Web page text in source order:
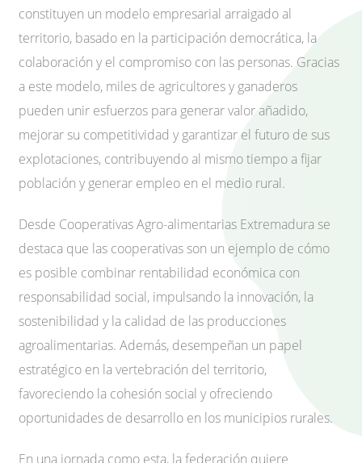
constituyen un modelo empresarial arraigado al
territorio, basado en la participación democrática, la
colaboración y el compromiso con las personas. Gracias
a este modelo, miles de agricultores y ganaderos
pueden unir esfuerzos para generar valor añadido,
mejorar su competitividad y garantizar el futuro de sus
explotaciones, contribuyendo al mismo tiempo a fijar
población y generar empleo en el medio rural.
Desde Cooperativas Agro-alimentarias Extremadura se
destaca que las cooperativas son un ejemplo de cómo
es posible combinar rentabilidad económica con
responsabilidad social, impulsando la innovación, la
sostenibilidad y la calidad de las producciones
agroalimentarias. Además, desempeñan un papel
estratégico en la vertebración del territorio,
favoreciendo la cohesión social y ofreciendo
oportunidades de desarrollo en los municipios rurales.
En una jornada como esta, la federación quiere